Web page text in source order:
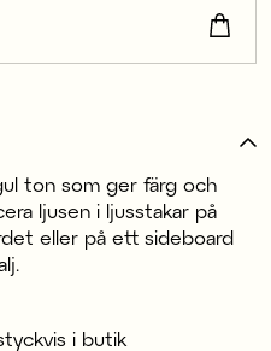
ton som ger färg och
ljusen i ljusstakar på
eller på ett sideboard
i butik